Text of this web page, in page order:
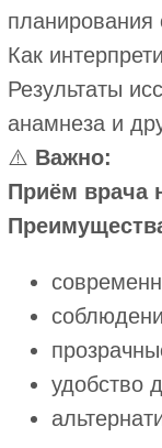
планирования
Как
Результаты
анамнеза и
⚠️ Важно:
Приём врача
удобство